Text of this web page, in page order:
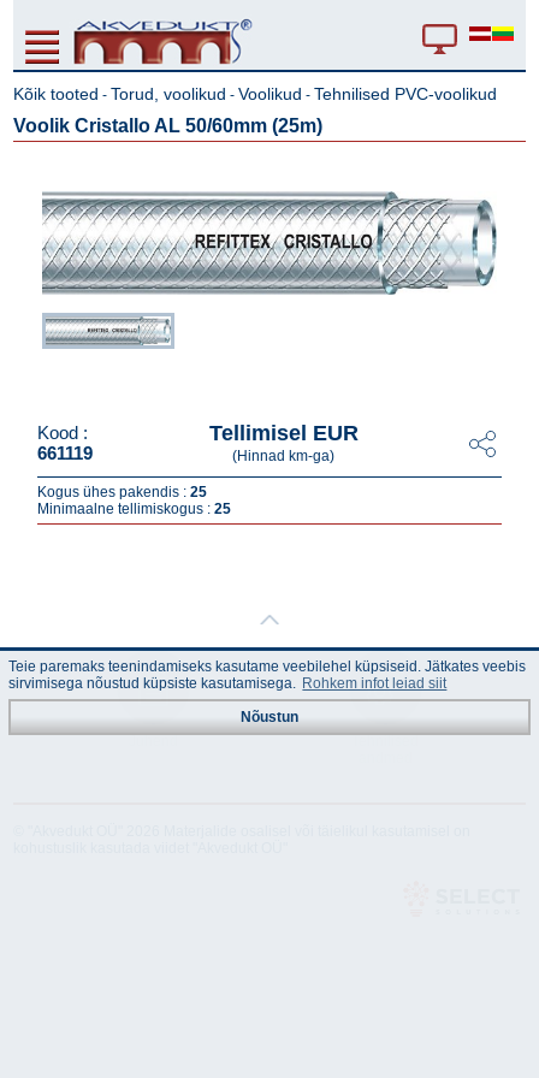
Kõik tooted - Torud, voolikud -Voolikud - Tehnilised PVC-voolikud
Voolik Cristallo AL 50/60mm (25m)
Kood :
661119
Tellimisel EUR
(Hinnad km-ga)
Kogus ühes pakendis :25
Minimaalne tellimiskogus :25
Teie paremaks teenindamiseks kasutame veebilehel küpsiseid. Jätkates veebis
sirvimisega nõustud küpsiste kasutamisega. Rohkem infot leiad siit
Nõustun